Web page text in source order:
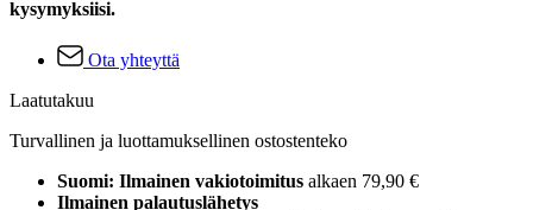
kysymyksiisi.
Ota yhteyttä
Laatutakuu
Turvallinen ja luottamuksellinen ostostenteko
Suomi: Ilmainen vakiotoimitus alkaen 79,90 €
Ilmainen palautuslähetys